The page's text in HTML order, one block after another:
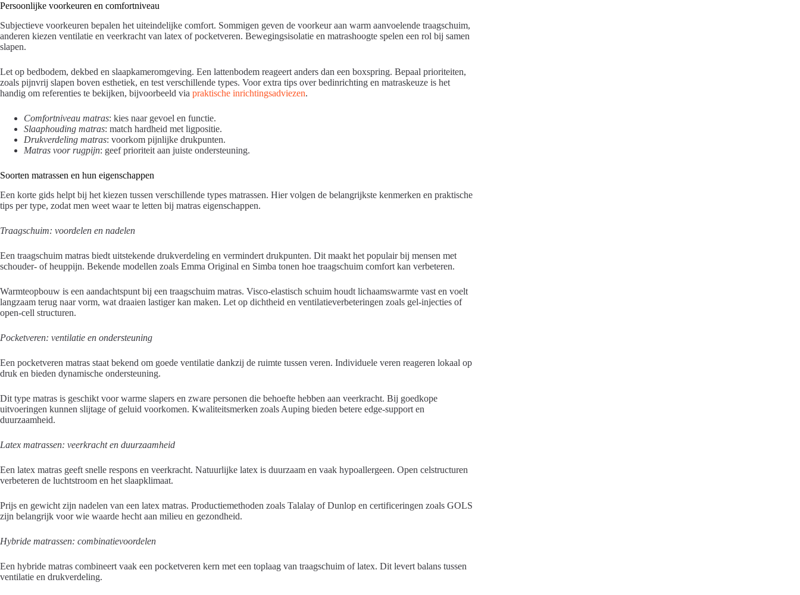
Persoonlijke voorkeuren en comfortniveau
Subjectieve voorkeuren bepalen het uiteindelijke comfort. Sommigen geven de voorkeur aan warm aanvoelende traagschuim,
anderen kiezen ventilatie en veerkracht van latex of pocketveren. Bewegingsisolatie en matrashoogte spelen een rol bij samen
slapen.
Let op bedbodem, dekbed en slaapkameromgeving. Een lattenbodem reageert anders dan een boxspring. Bepaal prioriteiten,
zoals pijnvrij slapen boven esthetiek, en test verschillende types. Voor extra tips over bedinrichting en matraskeuze is het
handig om referenties te bekijken, bijvoorbeeld via praktische inrichtingsadviezen.
Comfortniveau matras: kies naar gevoel en functie.
Slaaphouding matras: match hardheid met ligpositie.
Drukverdeling matras: voorkom pijnlijke drukpunten.
Matras voor rugpijn: geef prioriteit aan juiste ondersteuning.
Soorten matrassen en hun eigenschappen
Een korte gids helpt bij het kiezen tussen verschillende types matrassen. Hier volgen de belangrijkste kenmerken en praktische
tips per type, zodat men weet waar te letten bij matras eigenschappen.
Traagschuim: voordelen en nadelen
Een traagschuim matras biedt uitstekende drukverdeling en vermindert drukpunten. Dit maakt het populair bij mensen met
schouder- of heuppijn. Bekende modellen zoals Emma Original en Simba tonen hoe traagschuim comfort kan verbeteren.
Warmteopbouw is een aandachtspunt bij een traagschuim matras. Visco-elastisch schuim houdt lichaamswarmte vast en voelt
langzaam terug naar vorm, wat draaien lastiger kan maken. Let op dichtheid en ventilatieverbeteringen zoals gel-injecties of
open-cell structuren.
Pocketveren: ventilatie en ondersteuning
Een pocketveren matras staat bekend om goede ventilatie dankzij de ruimte tussen veren. Individuele veren reageren lokaal op
druk en bieden dynamische ondersteuning.
Dit type matras is geschikt voor warme slapers en zware personen die behoefte hebben aan veerkracht. Bij goedkope
uitvoeringen kunnen slijtage of geluid voorkomen. Kwaliteitsmerken zoals Auping bieden betere edge-support en
duurzaamheid.
Latex matrassen: veerkracht en duurzaamheid
Een latex matras geeft snelle respons en veerkracht. Natuurlijke latex is duurzaam en vaak hypoallergeen. Open celstructuren
verbeteren de luchtstroom en het slaapklimaat.
Prijs en gewicht zijn nadelen van een latex matras. Productiemethoden zoals Talalay of Dunlop en certificeringen zoals GOLS
zijn belangrijk voor wie waarde hecht aan milieu en gezondheid.
Hybride matrassen: combinatievoordelen
Een hybride matras combineert vaak een pocketveren kern met een toplaag van traagschuim of latex. Dit levert balans tussen
ventilatie en drukverdeling.